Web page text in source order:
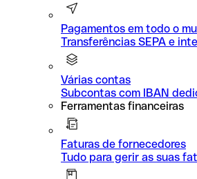
Pagamentos em todo o
Transferências SEPA e
Várias contas
Subcontas com IBAN
Ferramentas financeiras
Faturas de fornecedores
Tudo para gerir as suas